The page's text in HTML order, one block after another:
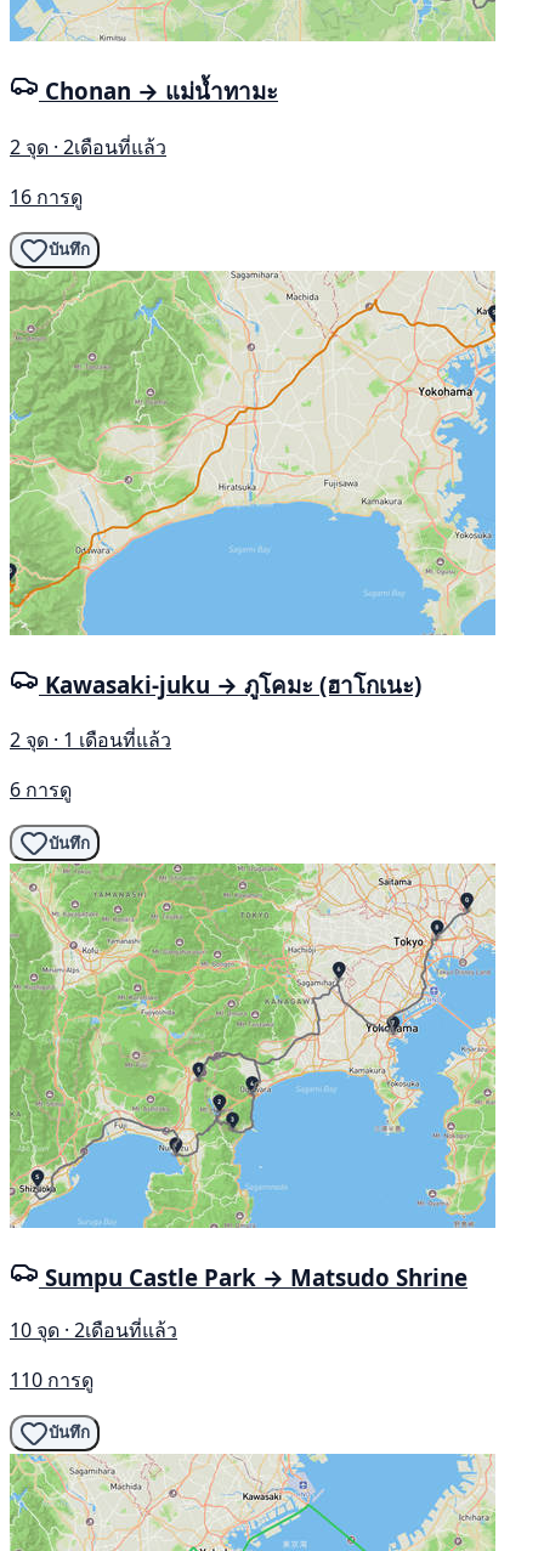
Chonan → แม่น้ำทามะ
2 จุด · 2เดือนที่แล้ว
16 การดู
บันทึก
Kawasaki-juku → ภูโคมะ (ฮาโกเนะ)
2 จุด · 1 เดือนที่แล้ว
6 การดู
บันทึก
Sumpu Castle Park → Matsudo Shrine
10 จุด · 2เดือนที่แล้ว
110 การดู
บันทึก